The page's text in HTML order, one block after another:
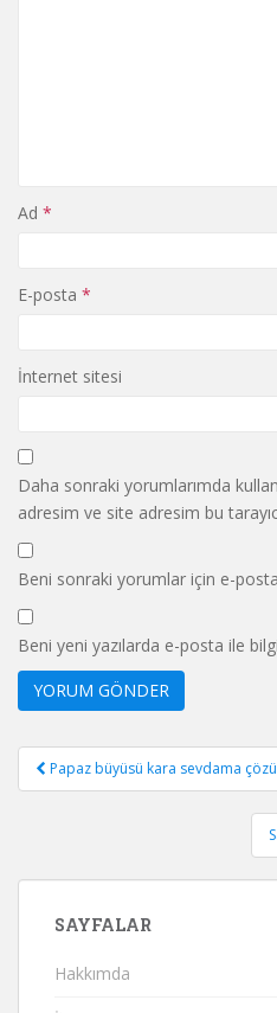
Ad *
E-posta *
İnternet sitesi
Daha sonraki yorumlarımda
adresim ve site adresim bu
Beni sonraki yorumlar için e-
Beni yeni yazılarda e-posta ile
Yazı
gezinmesi
Papaz büyüsü kara sevdama
SAYFALAR
Hakkımda